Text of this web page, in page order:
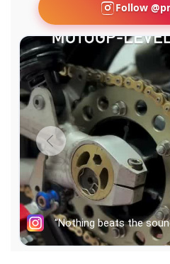
Follow